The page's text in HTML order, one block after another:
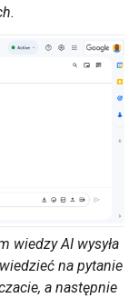
wiedzy AI wysyła
na pytanie
a następnie